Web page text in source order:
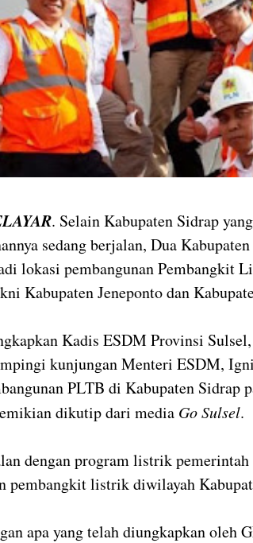
. Selain Kabupaten Sidrap
sedang berjalan, Dua
lokasi pembangunan Pembangkit
Kabupaten Jeneponto dan
Kadis ESDM Provinsi Sulsel,
kunjungan Menteri ESDM,
PLTB di Kabupaten Sidrap
dikutip dari media Go Sulsel.
dengan program listrik pemerintah
pembangkit listrik diwilayah
apa yang telah diungkapkan oleh